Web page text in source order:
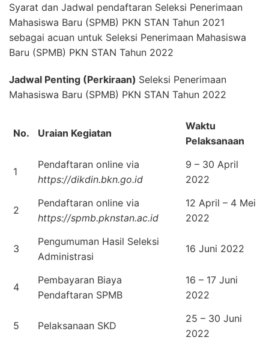
Syarat dan Jadwal pendaftaran Seleksi Penerimaan
Mahasiswa Baru (SPMB) PKN STAN Tahun 2021
sebagai acuan untuk Seleksi Penerimaan Mahasiswa
Baru (SPMB) PKN STAN Tahun 2022
Jadwal Penting (Perkiraan) Seleksi Penerimaan
Mahasiswa Baru (SPMB) PKN STAN Tahun 2022
No. Uraian Kegiatan
Waktu
Pelaksanaan
1
Pendaftaran online via
https://dikdin.bkn.go.id
9 – 30 April
2022
2
Pendaftaran online via
https://spmb.pknstan.ac.id
12 April – 4 Mei
2022
3
Pengumuman Hasil Seleksi
Administrasi
16 Juni 2022
4
Pembayaran Biaya
Pendaftaran SPMB
16 – 17 Juni
2022
5 Pelaksanaan SKD
25 – 30 Juni
2022